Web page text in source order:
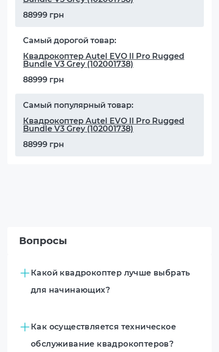
88999 грн
Самый дорогой товар:
Квадрокоптер Autel EVO II Pro Rugged
Bundle V3 Grey (102001738)
88999 грн
Самый популярный товар:
Квадрокоптер Autel EVO II Pro Rugged
Bundle V3 Grey (102001738)
88999 грн
Вопросы
Какой квадрокоптер лучше выбрать
для начинающих?
Как осуществляется техническое
обслуживание квадрокоптеров?